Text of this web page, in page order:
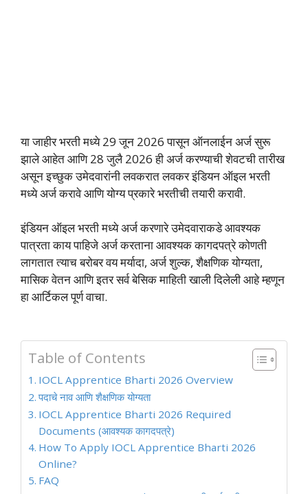
या जाहीर भरती मध्ये 29 जून 2026 पासून ऑनलाईन अर्ज सुरू
झाले आहेत आणि 28 जुलै 2026 ही अर्ज करण्याची शेवटची तारीख
असून इच्छुक उमेदवारांनी लवकरात लवकर इंडियन ऑइल भरती
मध्ये अर्ज करावे आणि योग्य प्रकारे भरतीची तयारी करावी.
इंडियन ऑइल भरती मध्ये अर्ज करणारे उमेदवाराकडे आवश्यक
पात्रता काय पाहिजे अर्ज करताना आवश्यक कागदपत्रे कोणती
लागतात त्याच बरोबर वय मर्यादा, अर्ज शुल्क, शैक्षणिक योग्यता,
मासिक वेतन आणि इतर सर्व बेसिक माहिती खाली दिलेली आहे म्हणून
हा आर्टिकल पूर्ण वाचा.
Table of Contents
IOCL Apprentice Bharti 2026 Overview
पदाचे नाव आणि शैक्षणिक योग्यता
IOCL Apprentice Bharti 2026 Required
Documents (आवश्यक कागदपत्रे)
How To Apply IOCL Apprentice Bharti 2026
Online?
FAQ